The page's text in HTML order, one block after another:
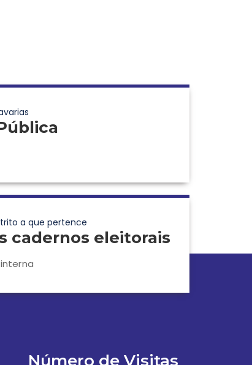
a que pertence
cadernos eleitorais
Número de Visitas